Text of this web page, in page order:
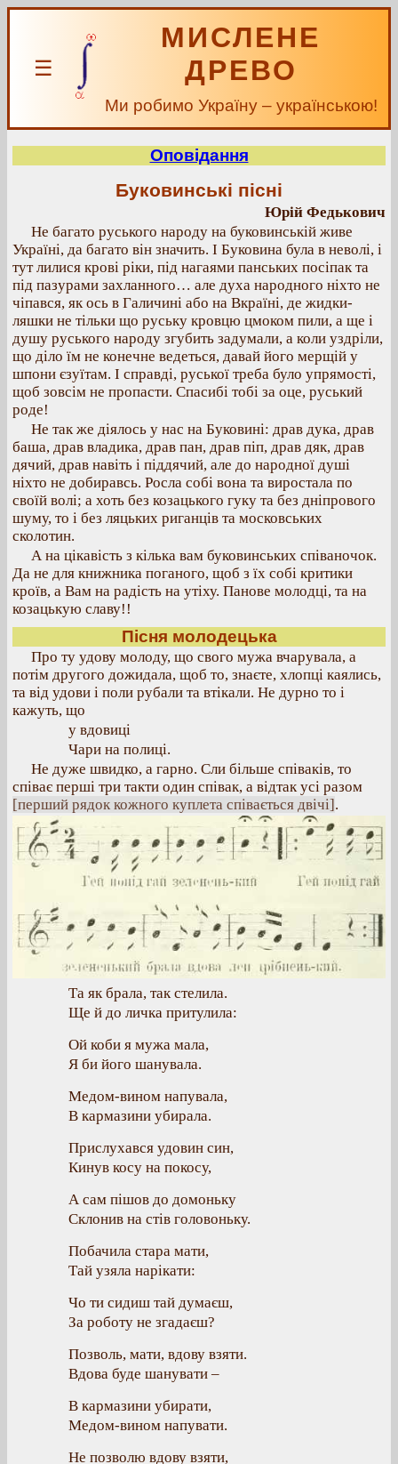
☰
МИСЛЕНЕ
ДРЕВО
Ми робимо Україну – українською!
Оповідання
Буковинські пісні
Юрій Федькович
Не багато руського народу на буковинській живе
Україні, да багато він значить. І Буковина була в неволі, і
тут лилися крові ріки, під нагаями панських посіпак та
під пазурами захланного… але духа народного ніхто не
чіпався, як ось в Галичині або на Вкраїні, де жидки-
ляшки не тільки що руську кровцю цмоком пили, а ще і
душу руського народу згубить задумали, а коли уздріли,
що діло їм не конечне ведеться, давай його мерщій у
шпони єзуїтам. І справді, руської треба було упрямості,
щоб зовсім не пропасти. Спасибі тобі за оце, руський
роде!
Не так же діялось у нас на Буковині: драв дука, драв
баша, драв владика, драв пан, драв піп, драв дяк, драв
дячий, драв навіть і піддячий, але до народної душі
ніхто не добиравсь. Росла собі вона та виростала по
своїй волі; а хоть без козацького гуку та без дніпрового
шуму, то і без ляцьких риганців та московських
сколотин.
А на цікавість з кілька вам буковинських співаночок.
Да не для книжника поганого, щоб з їх собі критики
кроїв, а Вам на радість на утіху. Панове молодці, та на
козацькую славу!!
Пісня молодецька
Про ту удову молоду, що свого мужа вчарувала, а
потім другого дожидала, щоб то, знаєте, хлопці каялись,
та від удови і поли рубали та втікали. Не дурно то і
кажуть, що
у вдовиці
Чари на полиці.
Не дуже швидко, а гарно. Сли більше співаків, то
співає перші три такти один співак, а відтак усі разом
[перший рядок кожного куплета співається двічі].
Та як брала, так стелила.
Ще й до личка притулила:
Ой коби я мужа мала,
Я би його шанувала.
Медом-вином напувала,
В кармазини убирала.
Прислухався удовин син,
Кинув косу на покосу,
А сам пішов до домоньку
Склонив на стів головоньку.
Побачила стара мати,
Тай узяла нарікати:
Чо ти сидиш тай думаєш,
За роботу не згадаєш?
Позволь, мати, вдову взяти.
Вдова буде шанувати –
В кармазини убирати,
Медом-вином напувати.
Не позволю вдову взяти,